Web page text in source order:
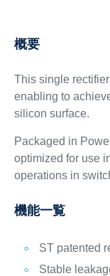
概要
This single
enabling to
silicon surface.
Packaged in
optimized for use
operations in
機能一覧
ST patented
Stable